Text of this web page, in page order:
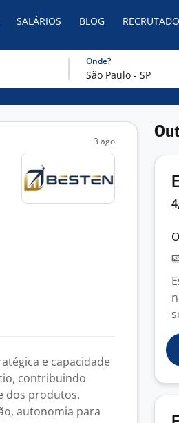
SALÁRIOS BLOG
Onde?
3 ago
e capacidade
contribuindo
dos produtos.
autonomia para